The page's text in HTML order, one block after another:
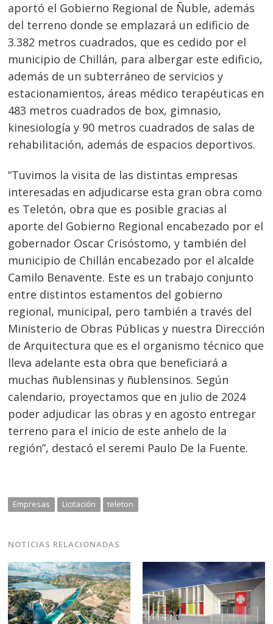
aportó el Gobierno Regional de Ñuble, además
del terreno donde se emplazará un edificio de
3.382 metros cuadrados, que es cedido por el
municipio de Chillán, para albergar este edificio,
además de un subterráneo de servicios y
estacionamientos, áreas médico terapéuticas en
483 metros cuadrados de box, gimnasio,
kinesiología y 90 metros cuadrados de salas de
rehabilitación, además de espacios deportivos.
“Tuvimos la visita de las distintas empresas
interesadas en adjudicarse esta gran obra como
es Teletón, obra que es posible gracias al
aporte del Gobierno Regional encabezado por el
gobernador Oscar Crisóstomo, y también del
municipio de Chillán encabezado por el alcalde
Camilo Benavente. Este es un trabajo conjunto
entre distintos estamentos del gobierno
regional, municipal, pero también a través del
Ministerio de Obras Públicas y nuestra Dirección
de Arquitectura que es el organismo técnico que
lleva adelante esta obra que beneficiará a
muchas ñublensinas y ñublensinos. Según
calendario, proyectamos que en julio de 2024
poder adjudicar las obras y en agosto entregar
terreno para el inicio de este anhelo de la
región”, destacó el seremi Paulo De la Fuente.
Empresas Licitación teleton
NOTICIAS RELACIONADAS
Navegación
de
entradas